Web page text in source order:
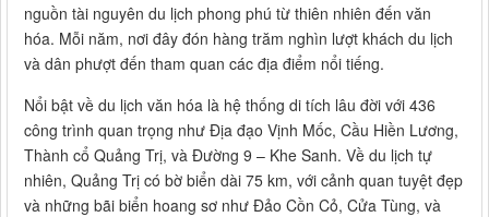
nguồn tài nguyên du lịch phong phú từ thiên nhiên đến văn
hóa. Mỗi năm, nơi đây đón hàng trăm nghìn lượt khách du lịch
và dân phượt đến tham quan các địa điểm nổi tiếng.
Nổi bật về du lịch văn hóa là hệ thống di tích lâu đời với 436
công trình quan trọng như Địa đạo Vịnh Mốc, Cầu Hiền Lương,
Thành cổ Quảng Trị, và Đường 9 – Khe Sanh. Về du lịch tự
nhiên, Quảng Trị có bờ biển dài 75 km, với cảnh quan tuyệt đẹp
và những bãi biển hoang sơ như Đảo Cồn Cỏ, Cửa Tùng, và